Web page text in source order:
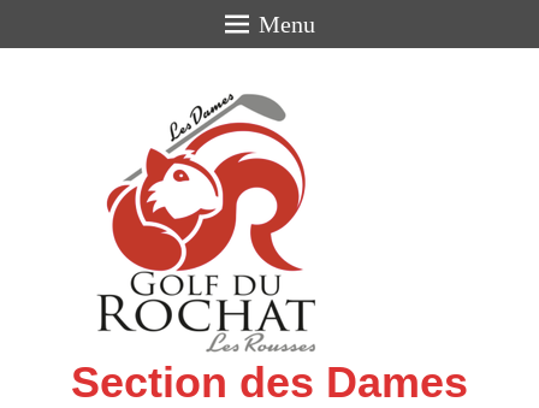
Menu
Section des Dames